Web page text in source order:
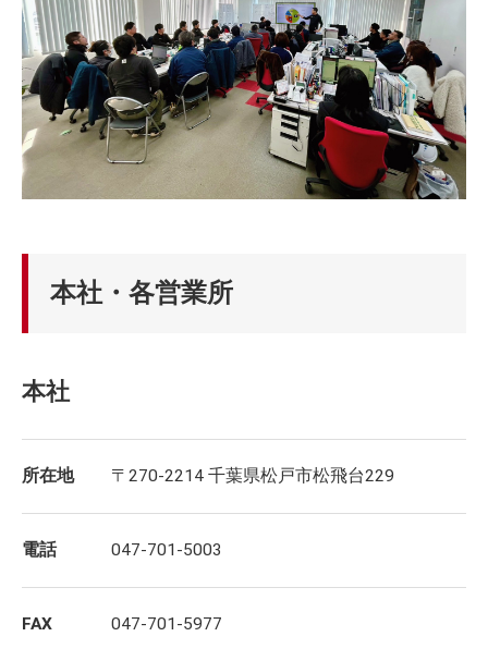
本社・各営業所
本社
所在地 〒270-2214 千葉県松戸市松飛台229
電話 047-701-5003
FAX 047-701-5977